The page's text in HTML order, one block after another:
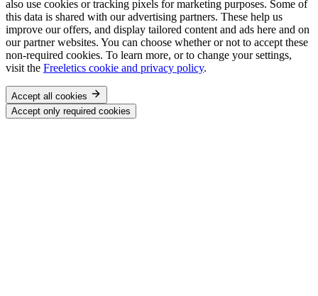
also use cookies or tracking pixels for marketing purposes. Some of
this data is shared with our advertising partners. These help us
improve our offers, and display tailored content and ads here and on
our partner websites. You can choose whether or not to accept these
non-required cookies. To learn more, or to change your settings,
visit the Freeletics cookie and privacy policy.
Accept all cookies
Accept only required cookies